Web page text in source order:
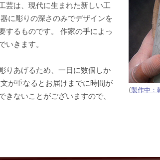
芸は、現代に生まれた新しい工
に彫りの深さのみでデザインを
するものです。 作家の手によっ
いきます。
りあげるため、一日に数個しか
が重なるとお届けまでに時間が
ないことがございますので、
(製作中：